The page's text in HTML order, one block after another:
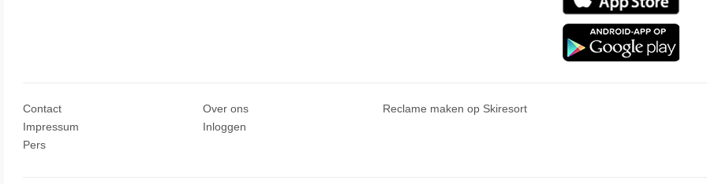
Contact
Impressum
Pers
Over ons
Inloggen
Reclame maken op Skiresort